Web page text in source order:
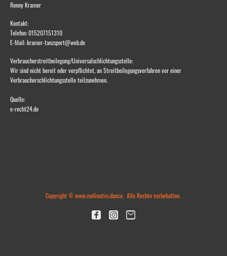
Ronny Kramer
Kontakt:
Telefon: 015207151310
E-Mail: kramer-tanzsport@web.de
Verbraucherstreitbeilegung/Universalschlichtungsstelle:
Wir sind nicht bereit oder verpflichtet, an Streitbeilegungsverfahren vor einer
Verbraucherschlichtungsstelle teilzunehmen.
Quelle:
e-recht24.de
Copyright © www.melinatim.dance, Alle Rechte vorbehalten.